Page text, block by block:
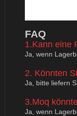
FAQ
1.Kann eine
Ja, wenn
2. Könnten
Ja, bitte liefern
3.Moq
Ja, wenn